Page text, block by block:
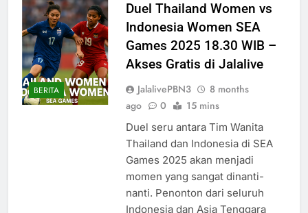
BERITA
Duel Thailand Women vs
Indonesia Women SEA
Games 2025 18.30 WIB –
Akses Gratis di Jalalive
JalalivePBN3
8 months
ago
0 15 mins
Duel seru antara Tim Wanita
Thailand dan Indonesia di SEA
Games 2025 akan menjadi
momen yang sangat dinanti-
nanti. Penonton dari seluruh
Indonesia dan Asia Tenggara